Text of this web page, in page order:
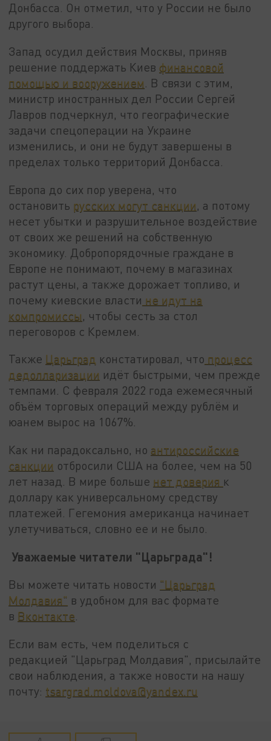
Донбасса. Он отметил, что у России не было
другого выбора.
Запад осудил действия Москвы, приняв
решение поддержать Киев финансовой
помощью и вооружением . В связи с этим,
министр иностранных дел России Сергей
Лавров подчеркнул, что географические
задачи спецоперации на Украине
изменились, и они не будут завершены в
пределах только территорий Донбасса.
Европа до сих пор уверена, что
остановить русских могут санкции, а потому
несет убытки и разрушительное воздействие
от своих же решений на собственную
экономику. Добропорядочные граждане в
Европе не понимают, почему в магазинах
растут цены, а также дорожает топливо, и
почему киевские власти не идут на
компромиссы, чтобы сесть за стол
переговоров с Кремлем.
Также Царьград констатировал, что процесс
дедолларизации идёт быстрыми, чем прежде
темпами. С февраля 2022 года ежемесячный
объём торговых операций между рублём и
юанем вырос на 1067%.
Как ни парадоксально, но антироссийские
санкции отбросили США на более, чем на 50
лет назад. В мире больше нет доверия к
доллару как универсальному средству
платежей. Гегемония американца начинает
улетучиваться, словно ее и не было.
Уважаемые читатели "Царьграда"!
Вы можете читать новости "Царьград
Молдавия" в удобном для вас формате
в Вконтакте
Если вам есть, чем поделиться с
редакцией "Царьград Молдавия", присылайте
свои наблюдения, а также новости на нашу
почту: tsargrad.moldova@yandex.ru